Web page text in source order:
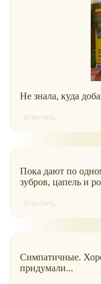
Не знала, куда
ответить
Пока дают по
зубров, цапель и
ответить
Симпатичные.
придумали...